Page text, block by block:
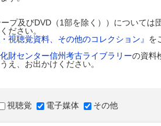
プ及びDVD（1部を除く））については
ださい。
視聴覚資料、その他のコレクション』 を
財センター信州考古ライブラリーの資料
え、お出かけください。
視聴覚 電子媒体 その他